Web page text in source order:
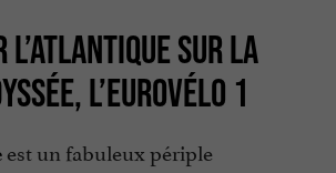
L’ATLANTIQUE SUR LA
L’EUROVÉLO 1
est un fabuleux périple